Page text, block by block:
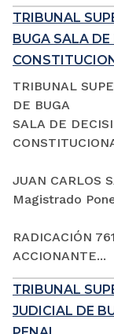
TRIBUNAL
BUGA SALA DE
TRIBUNAL
DE BUGA
SALA DE
JUAN CARLOS
Magistrado
RADICACIÓN
ACCIONANTE...
TRIBUNAL
JUDICIAL DE